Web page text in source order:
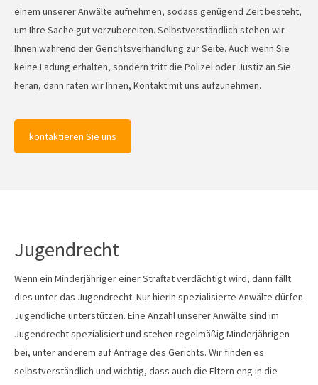
einem unserer Anwälte aufnehmen, sodass genügend Zeit besteht,
um Ihre Sache gut vorzubereiten. Selbstverständlich stehen wir
Ihnen während der Gerichtsverhandlung zur Seite. Auch wenn Sie
keine Ladung erhalten, sondern tritt die Polizei oder Justiz an Sie
heran, dann raten wir Ihnen, Kontakt mit uns aufzunehmen.
kontaktieren Sie uns
Jugendrecht
Wenn ein Minderjähriger einer Straftat verdächtigt wird, dann fällt
dies unter das Jugendrecht. Nur hierin spezialisierte Anwälte dürfen
Jugendliche unterstützen. Eine Anzahl unserer Anwälte sind im
Jugendrecht spezialisiert und stehen regelmäßig Minderjährigen
bei, unter anderem auf Anfrage des Gerichts. Wir finden es
selbstverständlich und wichtig, dass auch die Eltern eng in die